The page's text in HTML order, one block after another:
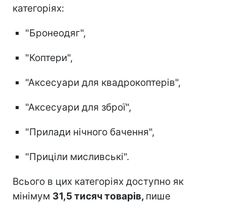
категоріях:
"Бронеодяг",
"Коптери",
"Аксесуари для квадрокоптерів",
"Аксесуари для зброї",
"Прилади нічного бачення",
"Приціли мисливські".
Всього в цих категоріях доступно як
мінімум 31,5 тисяч товарів, пише